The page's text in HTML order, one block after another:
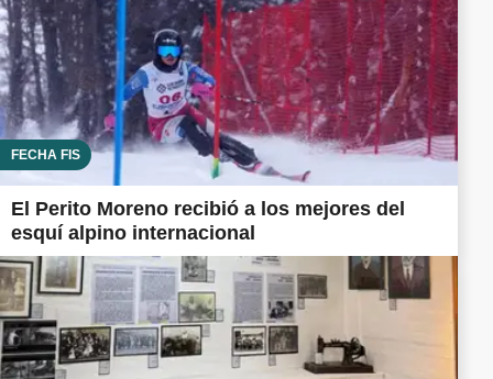
FECHA FIS
El Perito Moreno recibió a los mejores del
esquí alpino internacional